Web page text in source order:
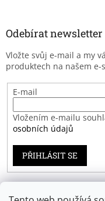
Odebírat newsletter
Vložte svůj e-mail a my
produktech na našem e-
E-mail
Vložením e-mailu
osobních údajů
PŘIHLÁSIT SE